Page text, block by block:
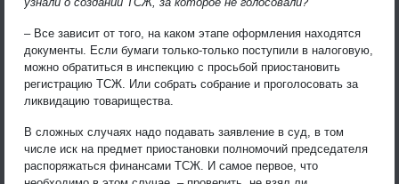
– Все зависит от того, на каком этапе оформления находятся
документы. Если бумаги только-только поступили в налоговую,
можно обратиться в инспекцию с просьбой приостановить
регистрацию ТСЖ. Или собрать собрание и проголосовать за
ликвидацию товарищества.
В сложных случаях надо подавать заявление в суд, в том
числе иск на предмет приостановки полномочий председателя
распоряжаться финансами ТСЖ. И самое первое, что